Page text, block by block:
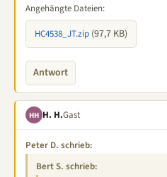
Angehängte Dateien:
HC4538_JT.zip (97,7 KB)
Antwort
HH H. H.Gast
Peter D. schrieb:
Bert S. schrieb: